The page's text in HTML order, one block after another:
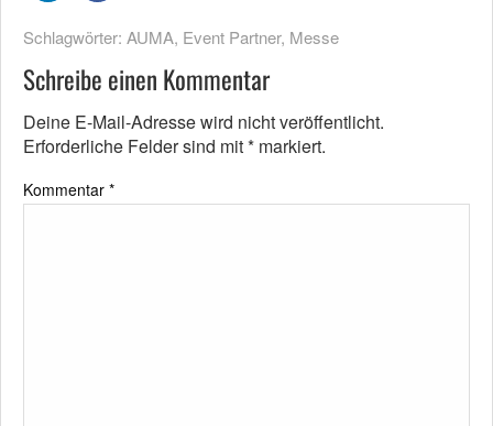
Schlagwörter: AUMA, Event Partner, Messe
Schreibe einen Kommentar
Deine E-Mail-Adresse wird nicht veröffentlicht.
Erforderliche Felder sind mit* markiert.
Kommentar *